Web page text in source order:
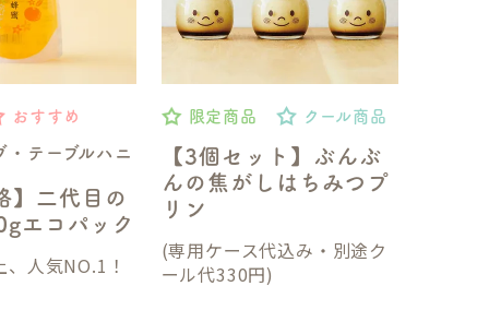
おすすめ
・テーブルハニ
】二代目の
エコパック
人気NO.1！
限定商品 クール商品
【3個セット】ぶんぶ
んの焦がしはちみつプ
リン
(専用ケース代込み・別途ク
ール代330円)